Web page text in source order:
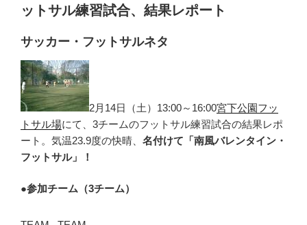
ットサル練習試合、結果レポート
サッカー・フットサルネタ
2月14日（土）13:00～16:00宮下公園フッ
トサル場にて、3チームのフットサル練習試合の結果レポ
ート。気温23.9度の快晴、 名付けて「南風バレンタイン・
フットサル」！
●参加チーム（3チーム）